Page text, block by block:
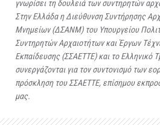
γνωρίσει τη δουλειά των συντηρητών
Στην Ελλάδα ηΔιεύθυνση Συντήρησης
Μνημείων (ΔΣΑΝΜ) του Υπουργείου
Συντηρητών Αρχαιοτήτων και Έργων
Εκπαίδευσης (ΣΣΑΕΤΤΕ)και το Ελληνικό
συνεργάζονται για τον συντονισμό των
πρόσκληση του ΣΣΑΕΤΤΕ, επίσημου
μας.